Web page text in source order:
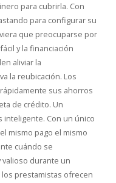
para cubrirla. Con
para configurar su
que preocuparse por
y la financiación
aliviar la
la reubicación. Los
sus ahorros
de crédito. Un
inteligente. Con un único
mismo pago el mismo
cuándo se
valioso durante un
los prestamistas ofrecen